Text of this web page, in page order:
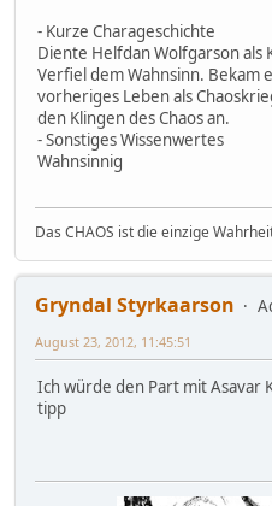
- Kurze Charageschichte
Diente Helfdan Wolfgarson als
Verfiel dem Wahnsinn. Bekam
vorheriges Leben als
den Klingen des Chaos an.
- Sonstiges Wissenwertes
Wahnsinnig
Das CHAOS ist die einzige
Gryndal Styrkaarson
August 23, 2012, 11:45:51
Ich würde den Part mit Asavar
tipp